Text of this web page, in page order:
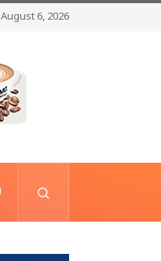
August 6, 2026